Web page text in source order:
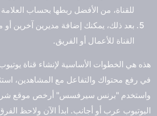
للقناة، من الأفضل ربطها بحساب العلامة
بعد ذلك، يمكنك إضافة مديرين آخرين أو
القناة للأعمال أو الفريق.
هذه هي الخطوات الأساسية لإنشاء قناة
في رفع محتواك والتفاعل مع المشاهدين،
واستخدم "برنس سيرفسس" أرخص موقع
اليوتيوب عرب أو أجانب. ابدأ الآن ولاحظ